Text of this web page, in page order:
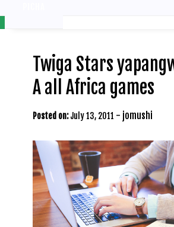
Twiga Stars
A all Africa games
Posted on: July 13, 2011 - jomushi